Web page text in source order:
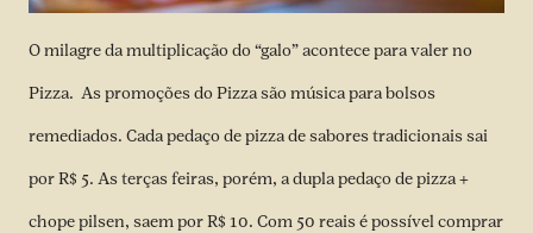
O milagre da multiplicação do “galo” acontece para valer no
Pizza. As promoções do Pizza são música para bolsos
remediados. Cada pedaço de pizza de sabores tradicionais sai
por R$ 5. As terças feiras, porém, a dupla pedaço de pizza +
chope pilsen, saem por R$ 10. Com 50 reais é possível comprar